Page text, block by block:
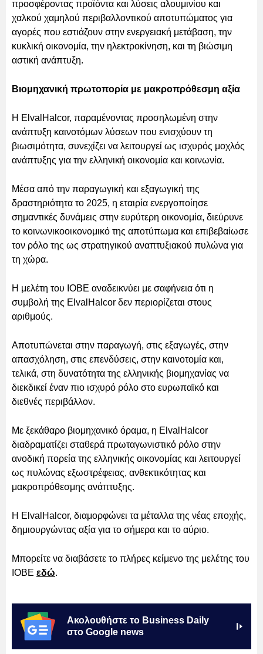
προσφέροντας προϊόντα και λύσεις αλουμινίου και
χαλκού χαμηλού περιβαλλοντικού αποτυπώματος για
αγορές που εστιάζουν στην ενεργειακή μετάβαση, την
κυκλική οικονομία, την ηλεκτροκίνηση, και τη βιώσιμη
αστική ανάπτυξη.
Βιομηχανική πρωτοπορία με μακροπρόθεσμη αξία
Η ElvalHalcor, παραμένοντας προσηλωμένη στην
ανάπτυξη καινοτόμων λύσεων που ενισχύουν τη
βιωσιμότητα, συνεχίζει να λειτουργεί ως ισχυρός μοχλός
ανάπτυξης για την ελληνική οικονομία και κοινωνία.
Μέσα από την παραγωγική και εξαγωγική της
δραστηριότητα το 2025, η εταιρία ενεργοποίησε
σημαντικές δυνάμεις στην ευρύτερη οικονομία, διεύρυνε
το κοινωνικοοικονομικό της αποτύπωμα και επιβεβαίωσε
τον ρόλο της ως στρατηγικού αναπτυξιακού πυλώνα για
τη χώρα.
Η μελέτη του ΙΟΒΕ αναδεικνύει με σαφήνεια ότι η
συμβολή της ElvalHalcor δεν περιορίζεται στους
αριθμούς.
Αποτυπώνεται στην παραγωγή, στις εξαγωγές, στην
απασχόληση, στις επενδύσεις, στην καινοτομία και,
τελικά, στη δυνατότητα της ελληνικής βιομηχανίας να
διεκδικεί έναν πιο ισχυρό ρόλο στο ευρωπαϊκό και
διεθνές περιβάλλον.
Με ξεκάθαρο βιομηχανικό όραμα, η ElvalHalcor
διαδραματίζει σταθερά πρωταγωνιστικό ρόλο στην
ανοδική πορεία της ελληνικής οικονομίας και λειτουργεί
ως πυλώνας εξωστρέφειας, ανθεκτικότητας και
μακροπρόθεσμης ανάπτυξης.
Η ElvalHalcor, διαμορφώνει τα μέταλλα της νέας εποχής,
δημιουργώντας αξία για το σήμερα και το αύριο.
Μπορείτε να διαβάσετε το πλήρες κείμενο της μελέτης του
ΙΟΒΕ εδώ.
Ακολουθήστε το Business Daily
στο Google news